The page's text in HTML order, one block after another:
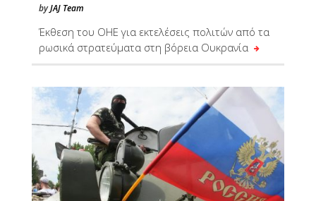
byJAJ Team
Έκθεση του ΟΗΕ για εκτελέσεις πολιτών από τα
ρωσικά στρατεύματα στη βόρεια Ουκρανία